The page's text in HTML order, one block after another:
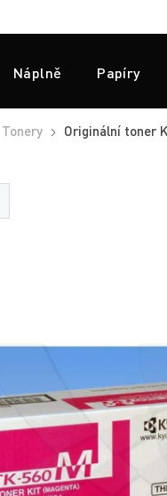
Náplně Papíry
Tonery Originální toner